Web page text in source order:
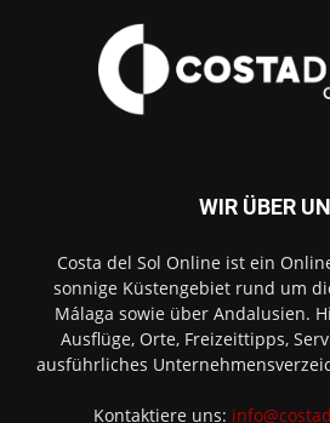
WIR ÜBER
Costa del Sol Online ist ein
sonnige Küstengebiet rund um
Málaga sowie über Andalusien.
Ausflüge, Orte, Freizeittipps,
ausführliches
Kontaktiere uns: